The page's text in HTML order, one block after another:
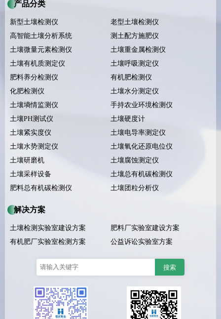
产品分类
新型土壤检测仪
老型土壤检测仪
高智能土壤分析系统
测土配方施肥仪
土壤微量元素检测仪
土壤重金属检测仪
土壤有机质测定仪
土壤呼吸测定仪
肥料养分检测仪
有机肥检测仪
化肥检测仪
土壤水分测定仪
土壤墒情监测仪
手持农业环境检测仪
土壤PH测试仪
土壤硬度计
土壤紧实度仪
土壤电导率测定仪
土壤水势测定仪
土壤氧化还原电位仪
土壤研磨机
土壤腐蚀测定仪
土壤采样设备
土壤总有机碳检测仪
肥料总有机碳检测仪
土壤团粒分析仪
解决方案
土壤检测实验室建设方案
肥料厂实验室建设方案
有机肥厂实验室检测方案
公益诉讼实验室方案